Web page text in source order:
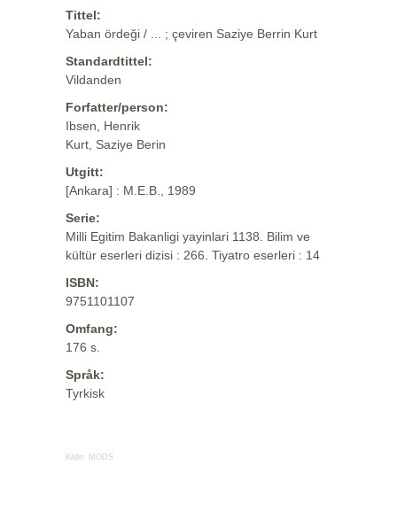
Tittel:
Yaban ördeği / ... ; çeviren Saziye Berrin Kurt
Standardtittel:
Vildanden
Forfatter/person:
Ibsen, Henrik
Kurt, Saziye Berin
Utgitt:
[Ankara] : M.E.B., 1989
Serie:
Milli Egitim Bakanligi yayinlari 1138. Bilim ve
kültür eserleri dizisi : 266. Tiyatro eserleri : 14
ISBN:
9751101107
Omfang:
176 s.
Språk:
Tyrkisk
Kilde: MODS